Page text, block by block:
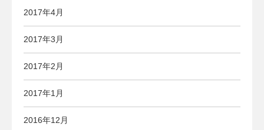
2017年4月
2017年3月
2017年2月
2017年1月
2016年12月